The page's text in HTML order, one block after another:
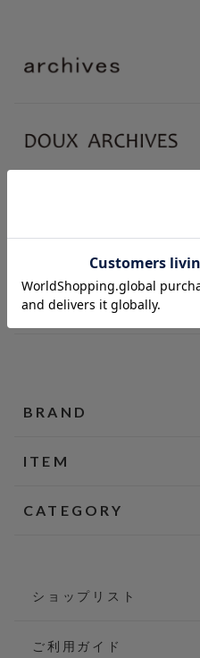
BRAND
ITEM
CATEGORY
ショップリスト
ご利用ガイド